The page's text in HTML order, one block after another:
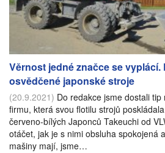
Věrnost jedné značce se vyplácí.
osvědčené japonské stroje
(20.9.2021) Do redakce jsme dostali
firmu, která svou flotilu strojů
červeno-bílých Japonců Takeuchi od
otáčet, jak je s nimi obsluha spokojená
mašiny mají, jsme…